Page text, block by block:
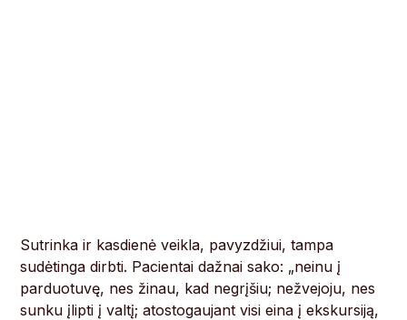
Sutrinka ir kasdienė veikla, pavyzdžiui, tampa
sudėtinga dirbti. Pacientai dažnai sako: „neinu į
parduotuvę, nes žinau, kad negrįšiu; nežvejoju, nes
sunku įlipti į valtį; atostogaujant visi eina į ekskursiją,